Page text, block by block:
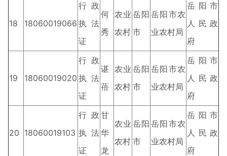
18 18060019066
行政
执法
证
何
秀
农业
农村
岳阳
市
岳阳市农
业农村局
岳阳市
人民政
府
19 18060019020
行政
执法
证
谌
蓓
农业
农村
岳阳
市
岳阳市农
业农村局
岳阳市
人民政
府
20 18060019103
行政
执法
证
甘
华
龙
农业
农村
岳阳
市
岳阳市农
业农村局
岳阳市
人民政
府